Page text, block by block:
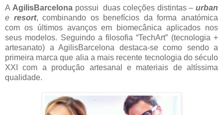
A AgilisBarcelonapossui duas coleções distintas – urban
e resort, combinando os benefícios da forma anatómica
com os últimos avanços em biomecânica aplicados nos
seus modelos. Seguindo a filosofia “TechArt” (tecnologia +
artesanato) a AgilisBarcelona destaca-se como sendo a
primeira marca que alia a mais recente tecnologia do século
XXI com a produção artesanal e materiais de altíssima
qualidade.